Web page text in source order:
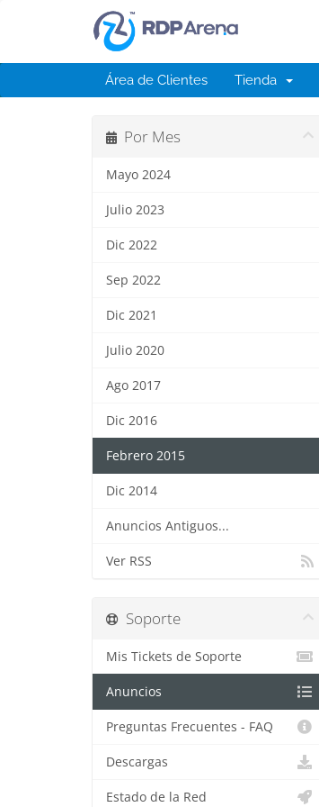
Área de Clientes Tienda
Por Mes
Mayo 2024
Julio 2023
Dic 2022
Sep 2022
Dic 2021
Julio 2020
Ago 2017
Dic 2016
Febrero 2015
Dic 2014
Anuncios Antiguos...
Ver RSS
Soporte
Mis Tickets de Soporte
Anuncios
Preguntas Frecuentes - FAQ
Descargas
Estado de la Red